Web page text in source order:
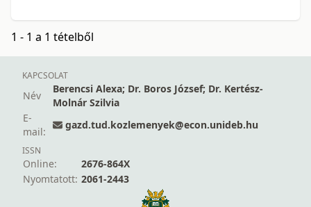
1 - 1 a 1 tételből
KAPCSOLAT
Név
Berencsi Alexa; Dr. Boros József; Dr. Kertész-
Molnár Szilvia
E-
mail:
gazd.tud.kozlemenyek@econ.unideb.hu
ISSN
Online:
2676-864X
Nyomtatott: 2061-2443